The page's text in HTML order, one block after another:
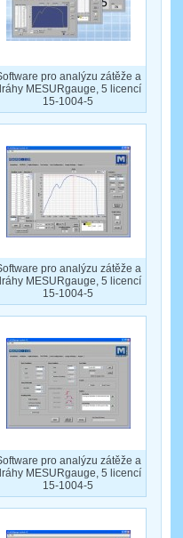
pro analýzu zátěže a
MESURgauge, 5 licencí
15-1004-5
pro analýzu zátěže a
MESURgauge, 5 licencí
15-1004-5
pro analýzu zátěže a
MESURgauge, 5 licencí
15-1004-5